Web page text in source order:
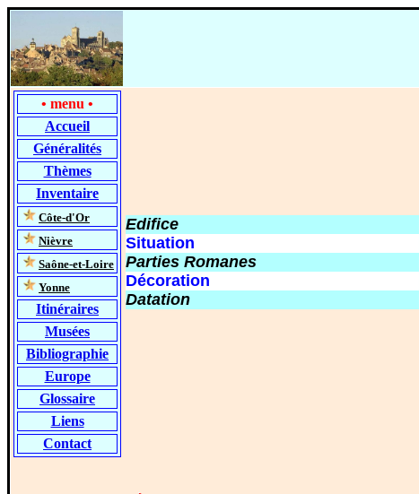
• menu •
Accueil
Généralités
Thèmes
Inventaire
Côte-d'Or
Nièvre
Saône-et-Loire
Yonne
Itinéraires
Musées
Bibliographie
Europe
Glossaire
Liens
Contact
Edifice
Situation
Parties Romanes
Décoration
Datation